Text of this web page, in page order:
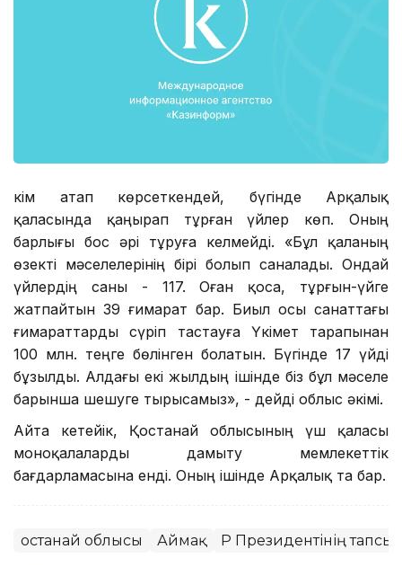
Әкім атап көрсеткендей, бүгінде Арқалық
қаласында қаңырап тұрған үйлер көп. Оның
барлығы бос әрі тұруға келмейді. «Бұл қаланың
өзекті мәселелерінің бірі болып саналады. Ондай
үйлердің саны - 117. Оған қоса, тұрғын-үйге
жатпайтын 39 ғимарат бар. Биыл осы санаттағы
ғимараттарды сүріп тастауға Үкімет тарапынан
100 млн. теңге бөлінген болатын. Бүгінде 17 үйді
бұзылды. Алдағы екі жылдың ішінде біз бұл мәселе
барынша шешуге тырысамыз», - дейді облыс әкімі.
Айта кетейік, Қостанай облысының үш қаласы
моноқалаларды дамыту мемлекеттік
бағдарламасына енді. Оның ішінде Арқалық та бар.
Қостанай облысы Аймақ ҚР Президентінің